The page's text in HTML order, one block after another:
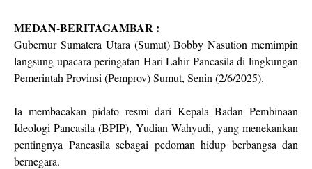
MEDAN-BERITAGAMBAR :
Gubernur Sumatera Utara (Sumut) Bobby Nasution memimpin
langsung upacara peringatan Hari Lahir Pancasila di lingkungan
Pemerintah Provinsi (Pemprov) Sumut, Senin (2/6/2025).
Ia membacakan pidato resmi dari Kepala Badan Pembinaan
Ideologi Pancasila (BPIP), Yudian Wahyudi, yang menekankan
pentingnya Pancasila sebagai pedoman hidup berbangsa dan
bernegara.